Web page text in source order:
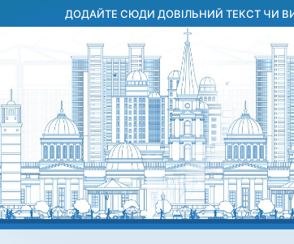
до
ДОДАЙТЕ СЮДИ ДОВІЛЬНИЙ ТЕКСТ ЧИ